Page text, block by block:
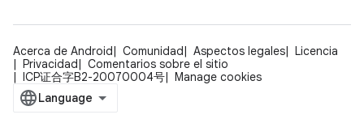
Acerca de Android Comunidad Aspectos legales
Licencia
Privacidad
Comentarios sobre el sitio
ICP证合字B2-20070004号
Manage cookies